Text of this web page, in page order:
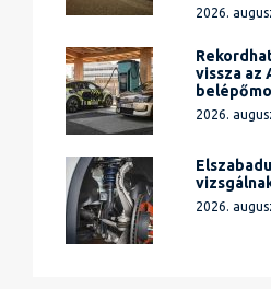
2026.
vissza az
2026.
2026.